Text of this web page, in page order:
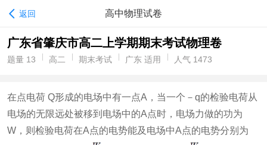
返回 高中物理试卷
广东省肇庆市高二上学期期末考试物理卷
题量 13 高二 期末考试 广东 适用 人气 1473
在点电荷 Q形成的电场中有一点A，当一个－q的检验电荷从
电场的无限远处被移到电场中的A点时，电场力做的功为
W，则检验电荷在A点的电势能及电场中A点的电势分别为